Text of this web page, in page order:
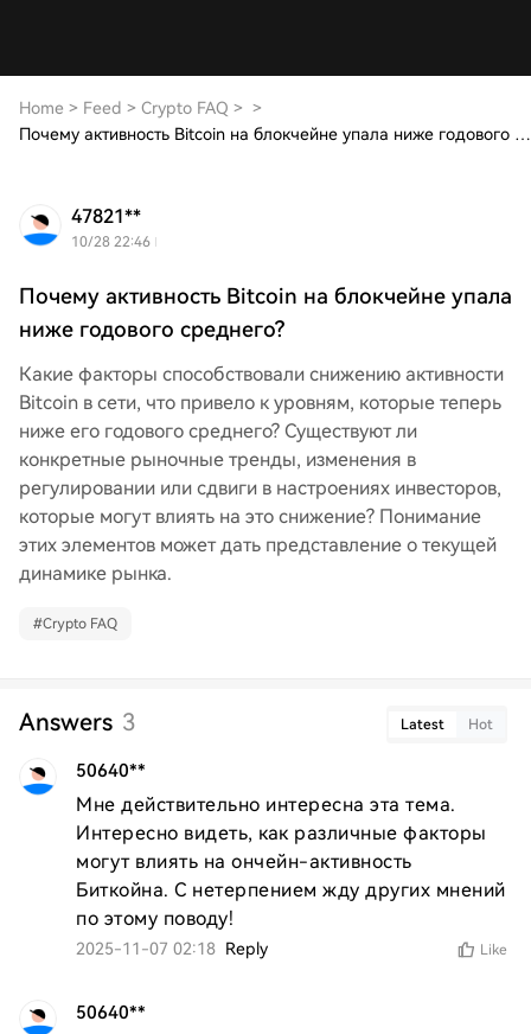
Home > Feed > Crypto FAQ > >
Почему активность Bitcoin на блокчейне упала ниже годового среднего?
47821**
10/28 22:46
Почему активность Bitcoin на блокчейне упала
ниже годового среднего?
Какие факторы способствовали снижению активности
Bitcoin в сети, что привело к уровням, которые теперь
ниже его годового среднего? Существуют ли
конкретные рыночные тренды, изменения в
регулировании или сдвиги в настроениях инвесторов,
которые могут влиять на это снижение? Понимание
этих элементов может дать представление о текущей
динамике рынка.
#Crypto FAQ
Answers 3 Latest Hot
50640**
Мне действительно интересна эта тема.
Интересно видеть, как различные факторы
могут влиять на ончейн-активность
Биткойна. С нетерпением жду других мнений
по этому поводу!
2025-11-07 02:18 Reply Like
50640**